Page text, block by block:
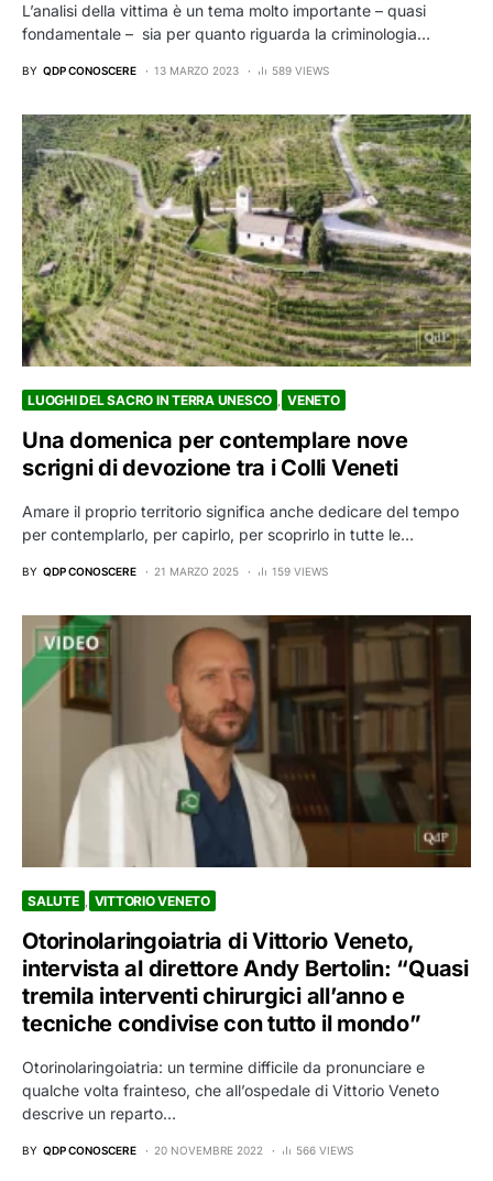
L’analisi della vittima è un tema molto importante – quasi
fondamentale – sia per quanto riguarda la criminologia…
BY QDP CONOSCERE 13 MARZO 2023 589 VIEWS
LUOGHI DEL SACRO IN TERRA UNESCO VENETO
Una domenica per contemplare nove
scrigni di devozione tra i Colli Veneti
Amare il proprio territorio significa anche dedicare del tempo
per contemplarlo, per capirlo, per scoprirlo in tutte le…
BY QDP CONOSCERE 21 MARZO 2025 159 VIEWS
SALUTE VITTORIO VENETO
Otorinolaringoiatria di Vittorio Veneto,
intervista al direttore Andy Bertolin: “Quasi
tremila interventi chirurgici all’anno e
tecniche condivise con tutto il mondo”
Otorinolaringoiatria: un termine difficile da pronunciare e
qualche volta frainteso, che all’ospedale di Vittorio Veneto
descrive un reparto…
BY QDP CONOSCERE 20 NOVEMBRE 2022 566 VIEWS